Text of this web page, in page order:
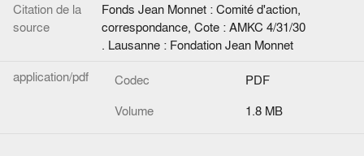
Citation de la
source
Fonds Jean Monnet : Comité d'action,
correspondance, Cote : AMKC 4/31/30
. Lausanne : Fondation Jean Monnet
application/pdf
Codec
PDF
Volume
1.8 MB